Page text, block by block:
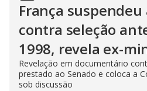
França
contra seleção
1998, revela ex-
Revelação em documentário
prestado ao Senado e coloca a
sob discussão